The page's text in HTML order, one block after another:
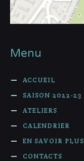
Menu
ACCUEIL
SAISON 2022-23
ATELIERS
CALENDRIER
EN SAVOIR PLUS
CONTACTS